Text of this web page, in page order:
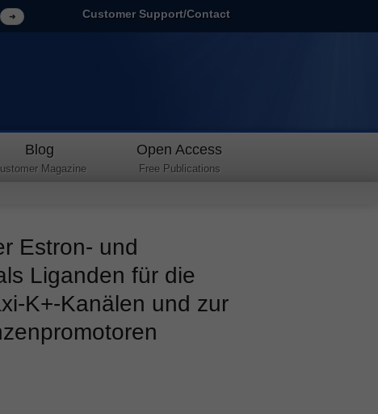
Customer Support/Contact
Blog
Magazine
Open Access
Free Publications
Estron- und
Liganden für die
K+-Kanälen und zur